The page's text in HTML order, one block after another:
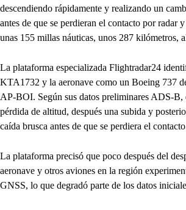
descendiendo rápidamente y realizando un
antes de que se perdieran el contacto por radar
unas 155 millas náuticas, unos 287 kilómetros,
La plataforma especializada Flightradar24
KTA1732 y la aeronave como un Boeing 737
AP-BOI. Según sus datos preliminares ADS-B,
pérdida de altitud, después una subida y
caída brusca antes de que se perdiera el
La plataforma precisó que poco después del
aeronave y otros aviones en la región
GNSS, lo que degradó parte de los datos